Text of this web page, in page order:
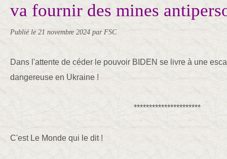
va fournir des mines
Publié le 21 novembre 2024 par FSC
Dans l'attente de céder le pouvoir BIDEN se livre à une
dangereuse en Ukraine !
**********************
C'est Le Monde qui le dit !